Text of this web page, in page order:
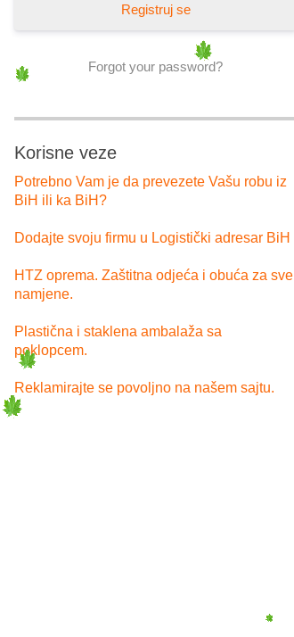
Registruj se
Forgot your password?
Korisne veze
Potrebno Vam je da prevezete Vašu robu iz
BiH ili ka BiH?
Dodajte svoju firmu u Logistički adresar BiH
HTZ oprema. Zaštitna odjeća i obuća za sve
namjene.
Plastična i staklena ambalaža sa
poklopcem.
Reklamirajte se povoljno na našem sajtu.